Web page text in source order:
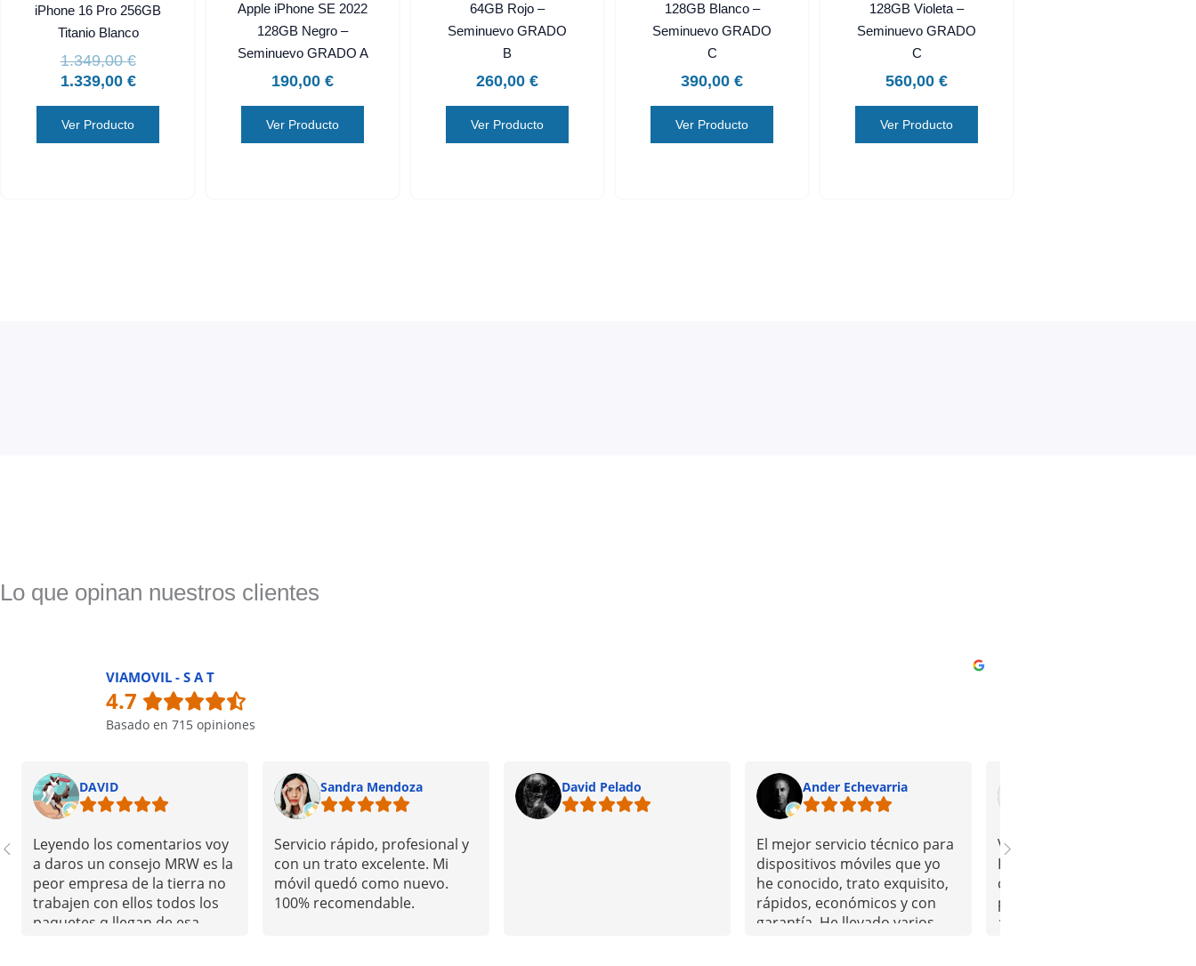
iPhone 16 Pro 256GB
Titanio Blanco
1.349,00€
1.339,00 €
Ver Producto
Apple iPhone SE 2022
128GB Negro –
Seminuevo GRADO A
190,00 €
Ver Producto
64GB Rojo –
Seminuevo GRADO
B
260,00 €
Ver Producto
128GB Blanco –
Seminuevo GRADO
C
390,00 €
Ver Producto
128GB Violeta –
Seminuevo GRADO
C
560,00 €
Ver Producto
Lo que opinan nuestros clientes
VIAMOVIL - S A T
4.7
Basado en 715 opiniones
DAVID
Leyendo los comentarios voy
a daros un consejo MRW es la
peor empresa de la tierra no
trabajen con ellos todos los
paquetes q llegan de esa
Sandra Mendoza
Servicio rápido, profesional y
con un trato excelente. Mi
móvil quedó como nuevo.
100% recomendable.
David Pelado Ander Echevarria
El mejor servicio técnico para
dispositivos móviles que yo
he conocido, trato exquisito,
rápidos, económicos y con
garantía. He llevado varios
VIAMOVIL, se puso
RAPIDAMENTE en contacto
con nosotros y ha estado
pendiente de la reparación, Y
aunque todavía queda una